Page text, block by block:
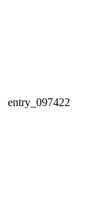
entry_097422